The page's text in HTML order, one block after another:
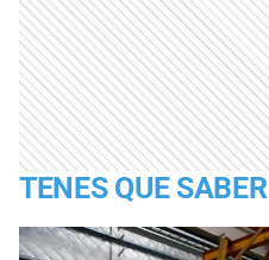
TENES QUE SABER